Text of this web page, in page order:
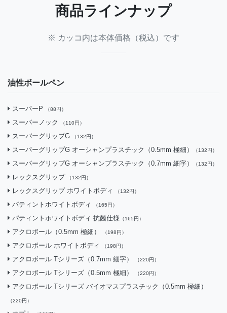
商品ラインナップ
※ カッコ内は本体価格（税込）です
油性ボールペン
スーパーP （88円）
スーパーノック （110円）
スーパーグリップG （132円）
スーパーグリップG オーシャンプラスチック（0.5mm 極細） （132円）
スーパーグリップG オーシャンプラスチック（0.7mm 細字） （132円）
レックスグリップ （132円）
レックスグリップ ホワイトボディ （132円）
パティントホワイトボディ （165円）
パティントホワイトボディ 抗菌仕様 （165円）
アクロボール（0.5mm 極細） （198円）
アクロボール ホワイトボディ （198円）
アクロボール Tシリーズ（0.7mm 細字） （220円）
アクロボール Tシリーズ（0.5mm 極細） （220円）
アクロボール Tシリーズ バイオマスプラスチック（0.5mm 極細）
（220円）